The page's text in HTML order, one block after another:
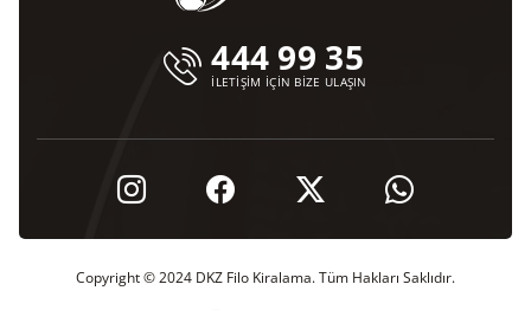
444 99 35
İLETİŞİM İÇİN BİZE ULAŞIN
Copyright © 2024 DKZ Filo Kiralama. Tüm Hakları Saklıdır.